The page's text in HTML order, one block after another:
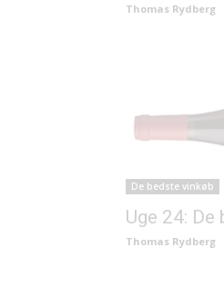
Thomas Rydberg
De bedste vinkøb
Uge 24: De
Thomas Rydberg